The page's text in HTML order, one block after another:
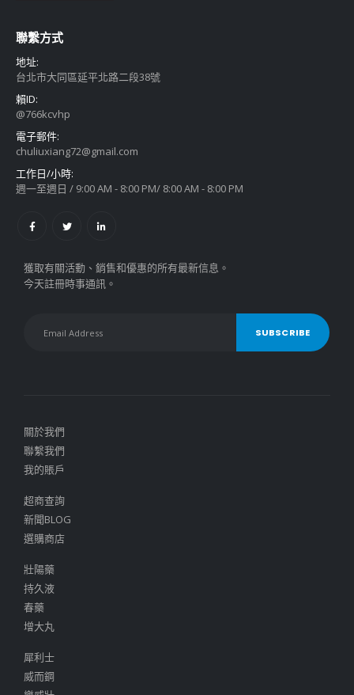
聯繫方式
地址:
台北市大同區延平北路二段38號
賴ID:
@766kcvhp
電子郵件:
chuliuxiang72@gmail.com
工作日/小時:
週一至週日 / 9:00 AM - 8:00 PM/ 8:00 AM - 8:00 PM
獲取有關活動、銷售和優惠的所有最新信息。
今天註冊時事通訊。
關於我們
聯繫我們
我的賬戶
超商查詢
新聞BLOG
選購商店
壯陽藥
持久液
春藥
增大丸
犀利士
威而鋼